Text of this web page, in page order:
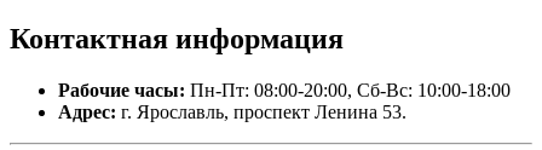
Контактная информация
Рабочие часы: Пн-Пт: 08:00-20:00, Сб-Вс: 10:00-18:00
Адрес: г. Ярославль, проспект Ленина 53.